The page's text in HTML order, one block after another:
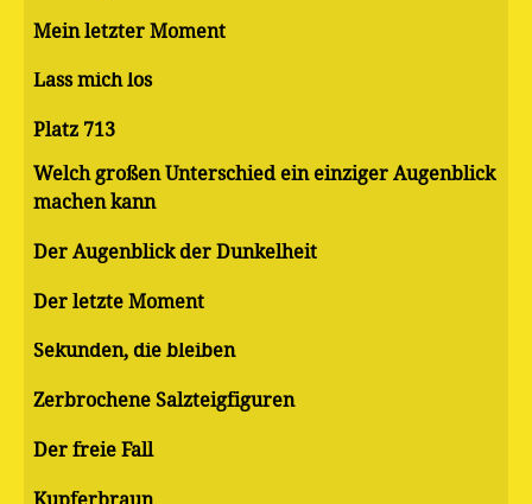
Mein letzter Moment
Lass mich los
Platz 713
Welch großen Unterschied ein einziger Augenblick
machen kann
Der Augenblick der Dunkelheit
Der letzte Moment
Sekunden, die bleiben
Zerbrochene Salzteigfiguren
Der freie Fall